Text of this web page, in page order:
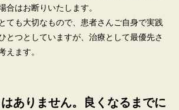
合はお断りいたします。
ても大切なもので、患者さんご自身で実践
とつとしていますが、治療として最優先さ
ます。
ありません。良くなるまでに